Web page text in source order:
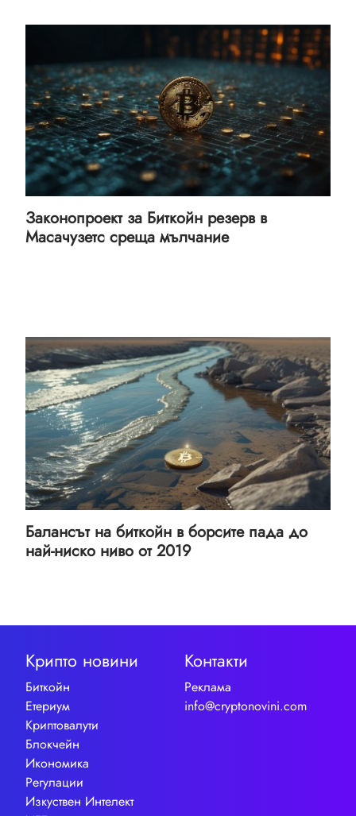
Законопроект за Биткойн резерв в
Масачузетс среща мълчание
Балансът на биткойн в борсите пада до
най-ниско ниво от 2019
Крипто новини
Биткойн
Етериум
Криптовалути
Блокчейн
Икономика
Регулации
Изкуствен Интелект
Контакти
Реклама
info@cryptonovini.com